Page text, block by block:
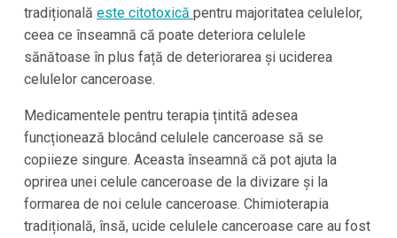
tradițională este citotoxică pentru majoritatea celulelor,
ceea ce înseamnă că poate deteriora celulele
sănătoase în plus față de deteriorarea și uciderea
celulelor canceroase.
Medicamentele pentru terapia țintită adesea
funcționează blocând celulele canceroase să se
copiieze singure. Aceasta înseamnă că pot ajuta la
oprirea unei celule canceroase de la divizare și la
formarea de noi celule canceroase. Chimioterapia
tradițională, însă, ucide celulele canceroase care au fost